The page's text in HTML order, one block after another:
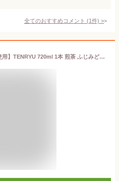
全てのおすすめコメント (1件) >
【天皇杯受賞経験者の茶葉使用】TENRYU 720ml 1本 煎茶 ふじみどり 贈答 ボトルティー 熨斗 ボトリングティー プレゼント ギフト お茶 緑茶 誕生日 ノンアルコール 高級 お茶ギフト ななや 丸七製茶 熨斗 喜作園 父の日 ：m23